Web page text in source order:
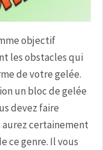
objectif
les obstacles qui
de votre gelée.
un bloc de gelée
devez faire
certainement
ce genre. Il vous